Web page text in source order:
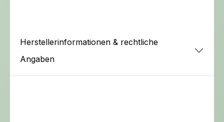
Herstellerinformationen & rechtliche
Angaben